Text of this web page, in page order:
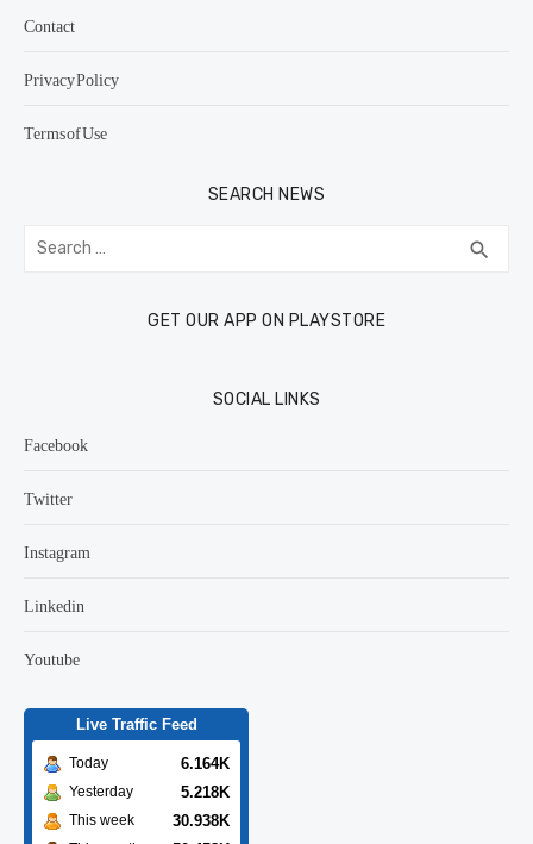
Contact
Privacy Policy
Terms of Use
SEARCH NEWS
Search
for: search
GET OUR APP ON PLAYSTORE
SOCIAL LINKS
Facebook
Twitter
Instagram
Linkedin
Youtube
Live Traffic Feed
Today 6.164K
Yesterday 5.218K
This week 30.938K